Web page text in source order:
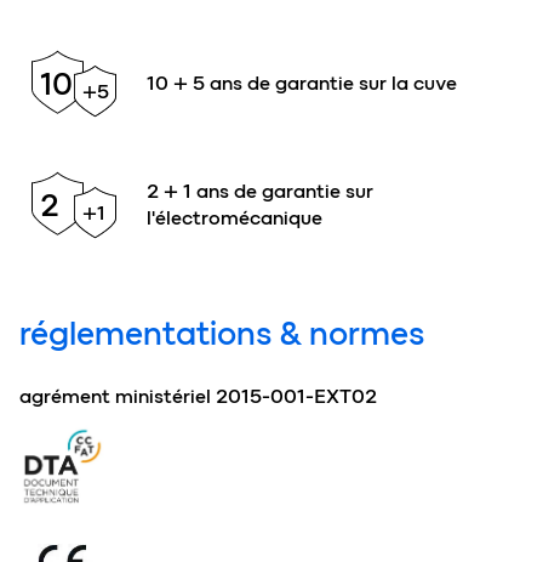
10 +5 10 + 5 ans de garantie sur la cuve
2 +1
2 + 1 ans de garantie sur
l'électromécanique
réglementations & normes
agrément ministériel 2015-001-EXT02